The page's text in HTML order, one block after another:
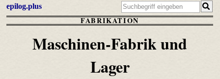
epilog.plus
FABRIKATION
Maschinen-Fabrik und
Lager